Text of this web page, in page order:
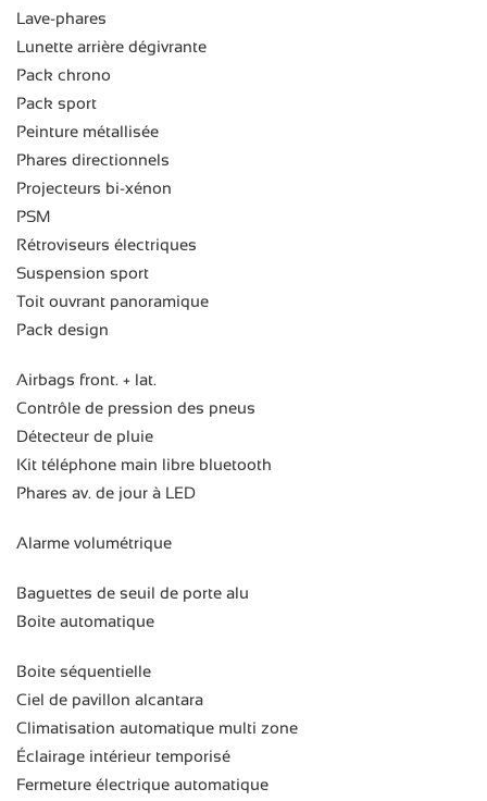
Lave-phares
Lunette arrière dégivrante
Pack chrono
Pack sport
Peinture métallisée
Phares directionnels
Projecteurs bi-xénon
PSM
Rétroviseurs électriques
Suspension sport
Toit ouvrant panoramique
Pack design
Airbags front. + lat.
Contrôle de pression des pneus
Détecteur de pluie
Kit téléphone main libre bluetooth
Phares av. de jour à LED
Alarme volumétrique
Baguettes de seuil de porte alu
Boite automatique
Boite séquentielle
Ciel de pavillon alcantara
Climatisation automatique multi zone
Éclairage intérieur temporisé
Fermeture électrique automatique